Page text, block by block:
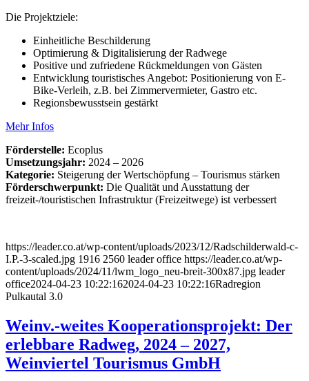
Die Projektziele:
Einheitliche Beschilderung
Optimierung & Digitalisierung der Radwege
Positive und zufriedene Rückmeldungen von Gästen
Entwicklung touristisches Angebot: Positionierung von E-
Bike-Verleih, z.B. bei Zimmervermieter, Gastro etc.
Regionsbewusstsein gestärkt
Mehr Infos
Förderstelle: Ecoplus
Umsetzungsjahr: 2024 – 2026
Kategorie: Steigerung der Wertschöpfung – Tourismus stärken
Förderschwerpunkt: Die Qualität und Ausstattung der
freizeit-/touristischen Infrastruktur (Freizeitwege) ist verbessert
https://leader.co.at/wp-content/uploads/2023/12/Radschilderwald-c-
I.P.-3-scaled.jpg 1916 2560 leader office https://leader.co.at/wp-
content/uploads/2024/11/lwm_logo_neu-breit-300x87.jpg leader
office2024-04-23 10:22:162024-04-23 10:22:16Radregion
Pulkautal 3.0
Weinv.-weites Kooperationsprojekt: Der
erlebbare Radweg, 2024 – 2027,
Weinviertel Tourismus GmbH